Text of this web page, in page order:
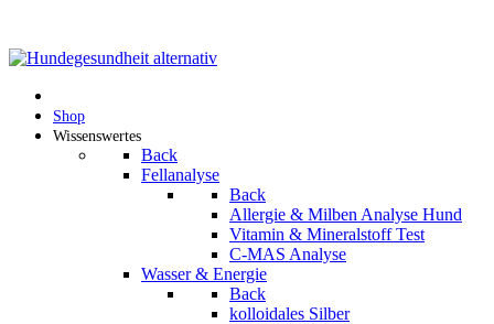
Shop
Wissenswertes
Back
Fellanalyse
Back
Allergie & Milben Analyse Hund
Vitamin & Mineralstoff Test
C-MAS Analyse
Wasser & Energie
Back
kolloidales Silber